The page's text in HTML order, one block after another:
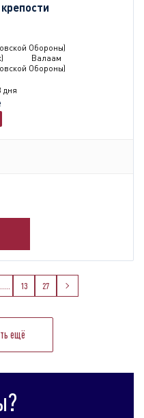
Обороны)
Валаам
Обороны)
дня
13 27
ещё